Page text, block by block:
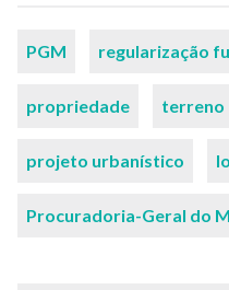
Palavras-
PGM regularização
propriedade terreno
projeto urbanístico
Procuradoria-Geral do